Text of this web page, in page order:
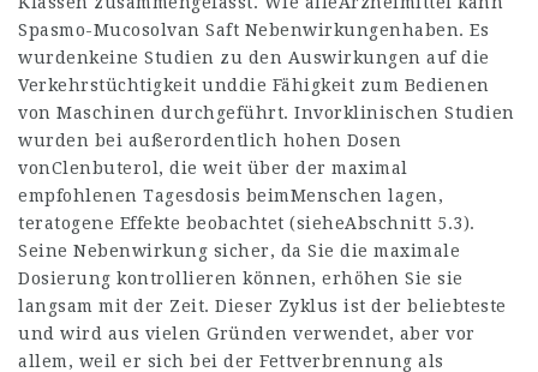
Spasmo-Mucosolvan Saft Nebenwirkungenhaben. Es
wurdenkeine Studien zu den Auswirkungen auf die
Verkehrstüchtigkeit unddie Fähigkeit zum Bedienen
von Maschinen durchgeführt. Invorklinischen Studien
wurden bei außerordentlich hohen Dosen
vonClenbuterol, die weit über der maximal
empfohlenen Tagesdosis beimMenschen lagen,
teratogene Effekte beobachtet (sieheAbschnitt 5.3).
Seine Nebenwirkung sicher, da Sie die maximale
Dosierung kontrollieren können, erhöhen Sie sie
langsam mit der Zeit. Dieser Zyklus ist der beliebteste
und wird aus vielen Gründen verwendet, aber vor
allem, weil er sich bei der Fettverbrennung als